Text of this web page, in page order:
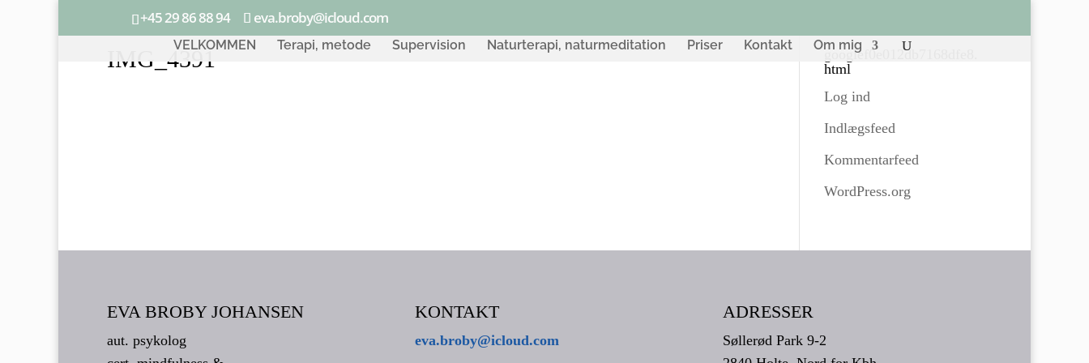
+45 29 86 88 94 eva.broby@icloud.com
VELKOMMEN Terapi, metode Supervision Naturterapi, naturmeditation Priser Kontakt Om mig
IMG_4391
googlef0e012db7168dfe8.
html
Log ind
Indlægsfeed
Kommentarfeed
WordPress.org
EVA BROBY JOHANSEN
aut. psykolog
KONTAKT
eva.broby@icloud.com
ADRESSER
Søllerød Park 9-2